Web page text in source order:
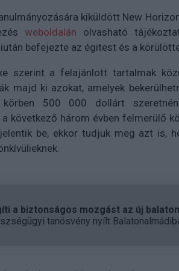
kiküldött New
weboldalán olvasható
befejezte az égitest és a
szerint a felajánlott tartalmak
majd ki azokat, amelyek
500 000 dollárt
következő három évben felmerülő
be, ekkor tudjuk meg azt is,
a biztonságos mozgást az új
tanösvény nyílt